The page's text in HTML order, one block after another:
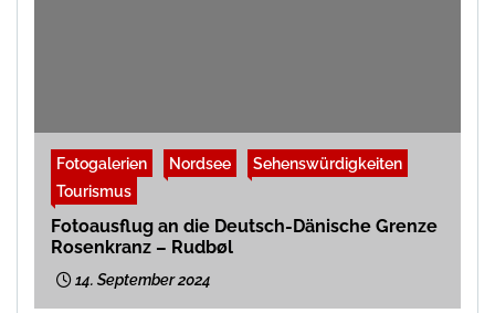
Fotogalerien Nordsee
Sehenswürdigkeiten
Tourismus
Fotoausflug an die Deutsch-Dänische Grenze
Rosenkranz – Rudbøl
14. September 2024